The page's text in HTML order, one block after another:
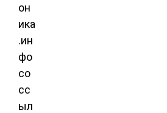
он
ика
.ин
фо
со
сс
ыл